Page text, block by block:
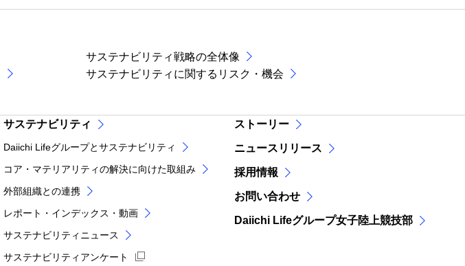
サステナビリティ戦略の全体像
サステナビリティに関するリスク・機会
サステナビリティ
Daiichi Lifeグループとサステナビリティ
コア・マテリアリティの解決に向けた取組み
外部組織との連携
レポート・インデックス・動画
サステナビリティニュース
サステナビリティアンケート
ストーリー
ニュースリリース
採用情報
お問い合わせ
Daiichi Lifeグループ女子陸上競技部